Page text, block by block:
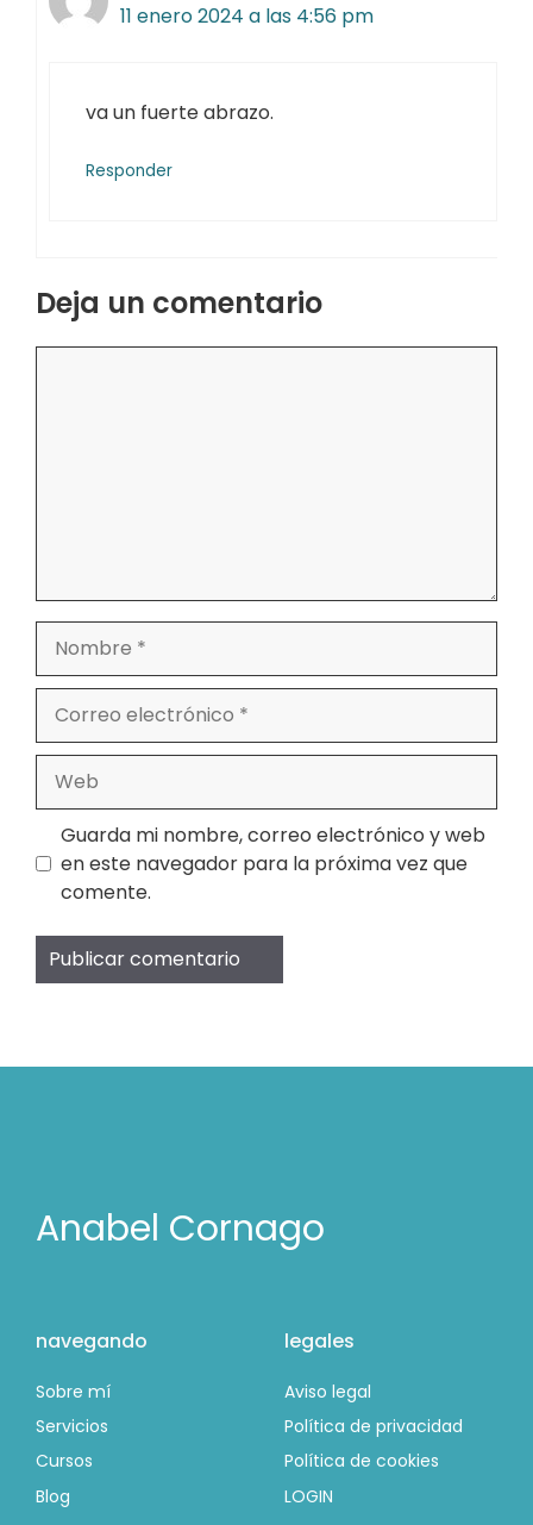
11 enero 2024 a las 4:56 pm
va un fuerte abrazo.
Responder
Deja un comentario
electrónico
Guarda mi nombre, correo electrónico y web
en este navegador para la próxima vez que
comente.
Anabel Cornago
navegando
Sobre mí
Servicios
Cursos
Blog
legales
Aviso legal
Política de privacidad
Política de cookies
LOGIN